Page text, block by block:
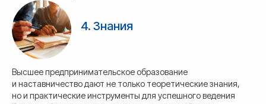
4. Знания
Высшее предпринимательское образование
и наставничество дают не только теоретические знания,
но и практические инструменты для успешного ведения